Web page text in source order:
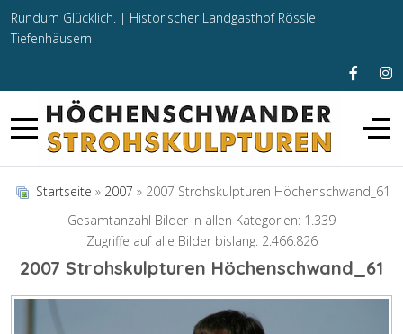
Rundum Glücklich. | Historischer Landgasthof Rössle
Tiefenhäusern
Startseite » 2007 » 2007 Strohskulpturen Höchenschwand_61
Gesamtanzahl Bilder in allen Kategorien: 1.339
Zugriffe auf alle Bilder bislang: 2.466.826
2007 Strohskulpturen Höchenschwand_61